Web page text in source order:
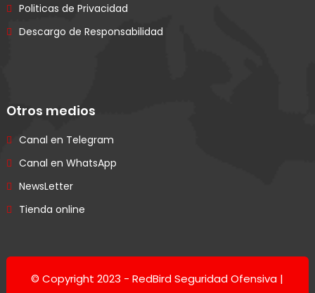
Politicas de Privacidad
Descargo de Responsabilidad
Otros medios
Canal en Telegram
Canal en WhatsApp
NewsLetter
Tienda online
© Copyright 2023 -RedBird Seguridad Ofensiva |